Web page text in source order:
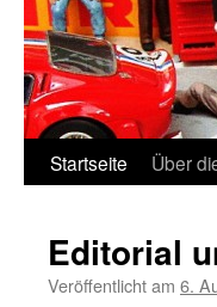
Startseite Über
Editorial
Veröffentlicht am 6.